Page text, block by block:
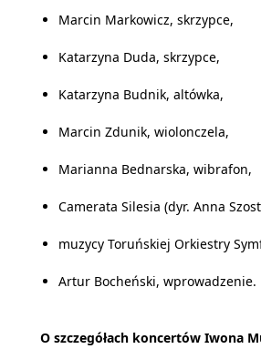
Marcin Markowicz, skrzypce,
Katarzyna Duda, skrzypce,
Katarzyna Budnik, altówka,
Marcin Zdunik, wiolonczela,
Marianna Bednarska, wibrafon,
Camerata Silesia (dyr. Anna
muzycy Toruńskiej Orkiestry
Artur Bocheński, wprowadzenie.
O szczegółach koncertów Iwona